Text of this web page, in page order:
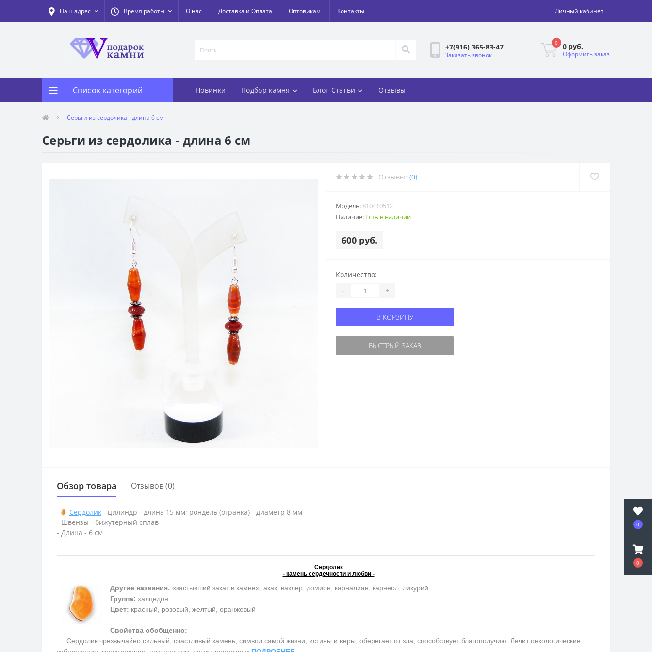
0
0
Наш адрес Время работы О нас Доставка и Оплата Оптовикам Контакты Личный кабинет
+7(916) 365-83-47
Заказать звонок
0 0 руб.
Оформить заказ
Список категорий Новинки Подбор камня Блог-Статьи Отзывы
Серьги из сердолика - длина 6 см
Серьги из сердолика - длина 6 см
Отзывы: (0)
Модель: 810410512
Наличие: Есть в наличии
600 руб.
Количество:
- +
В КОРЗИНУ
БЫСТРЫЙ ЗАКАЗ
Обзор товара Отзывов (0)
- Сердолик - цилиндр - длина 15 мм; рондель (огранка) - диаметр 8 мм
- Швензы - бижутерный сплав
- Длина - 6 см
Сердолик
- камень сердечности и любви -
Другие названия: «застывший закат в камне», акак, ваклер, домион, карналиан, карнеол, ликурий
Группа: халцедон
Цвет: красный, розовый, желтый, оранжевый
Свойства обобщенно:
Сердолик чрезвычайно сильный, счастливый камень, символ самой жизни, истины и веры, оберегает от зла, способствует благополучию. Лечит онкологические